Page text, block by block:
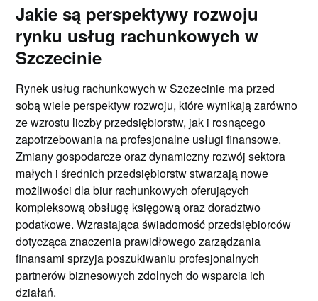
Jakie są perspektywy rozwoju
rynku usług rachunkowych w
Szczecinie
Rynek usług rachunkowych w Szczecinie ma przed
sobą wiele perspektyw rozwoju, które wynikają zarówno
ze wzrostu liczby przedsiębiorstw, jak i rosnącego
zapotrzebowania na profesjonalne usługi finansowe.
Zmiany gospodarcze oraz dynamiczny rozwój sektora
małych i średnich przedsiębiorstw stwarzają nowe
możliwości dla biur rachunkowych oferujących
kompleksową obsługę księgową oraz doradztwo
podatkowe. Wzrastająca świadomość przedsiębiorców
dotycząca znaczenia prawidłowego zarządzania
finansami sprzyja poszukiwaniu profesjonalnych
partnerów biznesowych zdolnych do wsparcia ich
działań.